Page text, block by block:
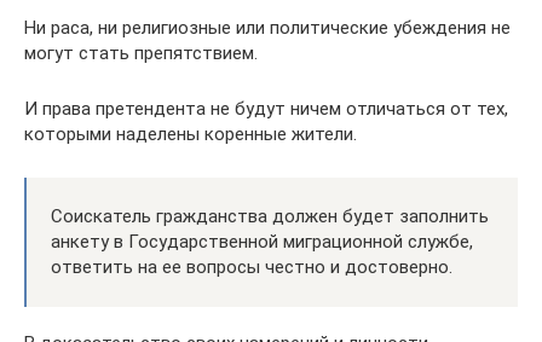
Ни раса, ни религиозные или политические убеждения не
могут стать препятствием.
И права претендента не будут ничем отличаться от тех,
которыми наделены коренные жители.
Соискатель гражданства должен будет заполнить
анкету в Государственной миграционной службе,
ответить на ее вопросы честно и достоверно.